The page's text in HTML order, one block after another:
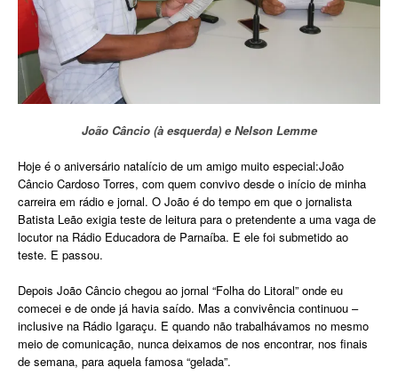
João Câncio (à esquerda) e Nelson Lemme
Hoje é o aniversário natalício de um amigo muito especial:João
Câncio Cardoso Torres, com quem convivo desde o início de minha
carreira em rádio e jornal. O João é do tempo em que o jornalista
Batista Leão exigia teste de leitura para o pretendente a uma vaga de
locutor na Rádio Educadora de Parnaíba. E ele foi submetido ao
teste. E passou.
Depois João Câncio chegou ao jornal “Folha do Litoral” onde eu
comecei e de onde já havia saído. Mas a convivência continuou –
inclusive na Rádio Igaraçu. E quando não trabalhávamos no mesmo
meio de comunicação, nunca deixamos de nos encontrar, nos finais
de semana, para aquela famosa “gelada”.